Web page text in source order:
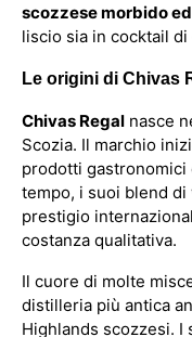
scozzese morbido
liscio sia in cocktail di
Le origini di Chivas
Chivas Regal nasce
Scozia. Il marchio
prodotti gastronomici
tempo, i suoi blend
prestigio
costanza qualitativa.
Il cuore di molte
distilleria più antica
Highlands scozzesi.